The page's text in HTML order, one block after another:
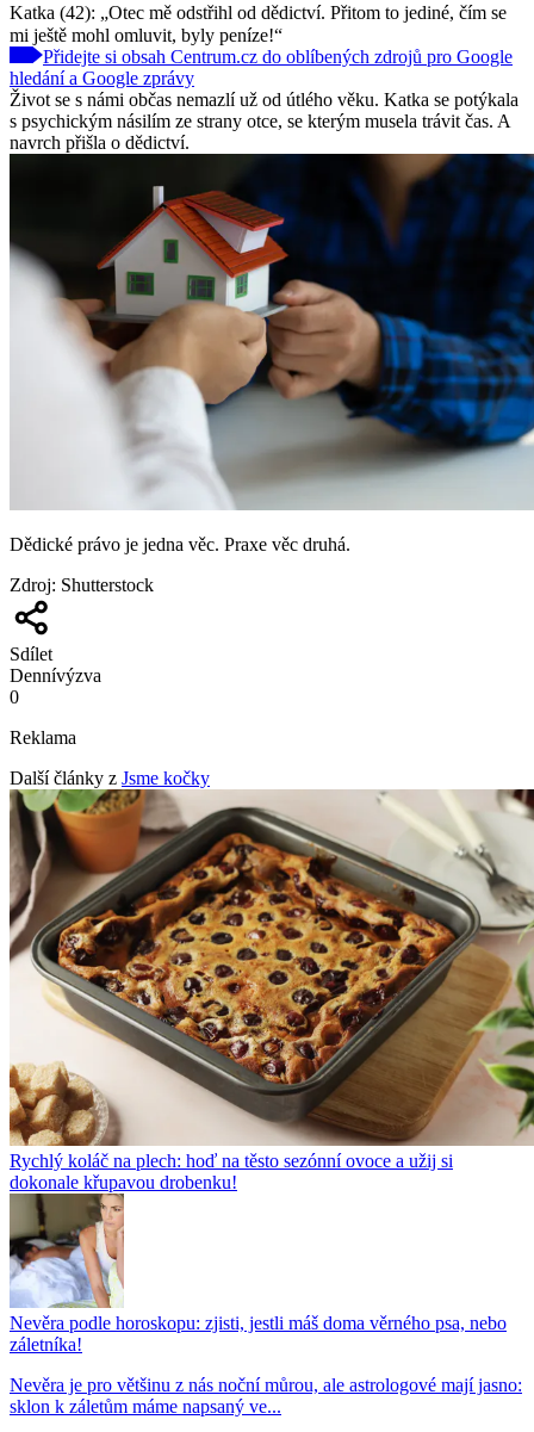
Katka (42): „Otec mě odstřihl od dědictví. Přitom to jediné, čím se
mi ještě mohl omluvit, byly peníze!“
Přidejte si obsah Centrum.cz do oblíbených zdrojů pro Google
hledání a Google zprávy
Život se s námi občas nemazlí už od útlého věku. Katka se potýkala
s psychickým násilím ze strany otce, se kterým musela trávit čas. A
navrch přišla o dědictví.
Dědické právo je jedna věc. Praxe věc druhá.
Zdroj: Shutterstock
Sdílet
Dennívýzva
0
Reklama
Další články z Jsme kočky
Rychlý koláč na plech: hoď na těsto sezónní ovoce a užij si
dokonale křupavou drobenku!
Nevěra podle horoskopu: zjisti, jestli máš doma věrného psa, nebo
záletníka!
Nevěra je pro většinu z nás noční můrou, ale astrologové mají jasno:
sklon k záletům máme napsaný ve...